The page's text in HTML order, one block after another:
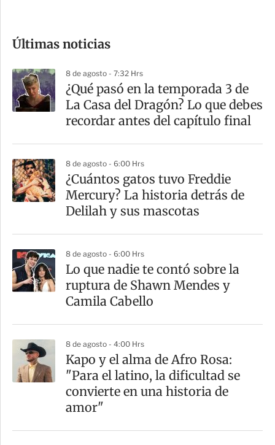
m
a
r
t
Últimas noticias
8 de agosto - 7:32 Hrs
⁠¿Qué pasó en la temporada 3 de
La Casa del Dragón? Lo que debes
recordar antes del capítulo final
8 de agosto - 6:00 Hrs
¿Cuántos gatos tuvo Freddie
Mercury? La historia detrás de
Delilah y sus mascotas
8 de agosto - 6:00 Hrs
Lo que nadie te contó sobre la
ruptura de Shawn Mendes y
Camila Cabello
8 de agosto - 4:00 Hrs
Kapo y el alma de Afro Rosa:
"Para el latino, la dificultad se
convierte en una historia de
amor"